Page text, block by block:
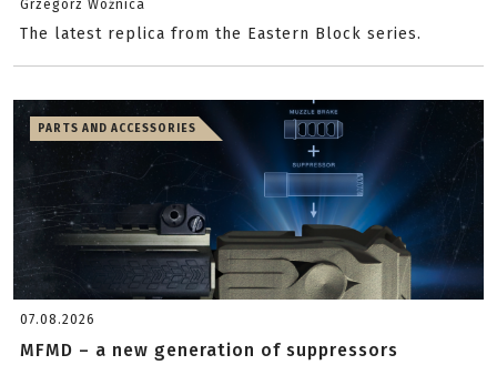
Grzegorz Woźnica
The latest replica from the Eastern Block series.
PARTS AND ACCESSORIES
07.08.2026
MFMD – a new generation of suppressors